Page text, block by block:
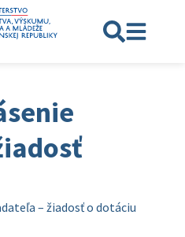
– žiadosť o dotáciu